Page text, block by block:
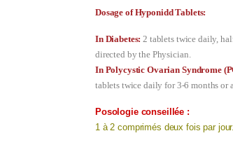
Dosage of Hyponidd Tablets:
In Diabetes: 2 tablets twice daily,
directed by the Physician.
In Polycystic Ovarian Syndrome
tablets twice daily for 3-6 months or
Posologie conseillée :
1 à 2 comprimés deux fois par jour.